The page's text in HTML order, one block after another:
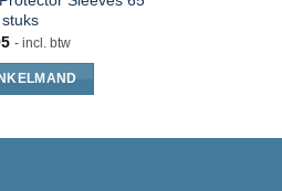
stuks
- incl. btw